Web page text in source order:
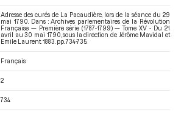
Adresse des curés de La Pacaudière, lors de la séance du 29
mai 1790. Dans : Archives parlementaires de la Révolution
Française — Première série (1787-1799) — Tome XV - Du 21
avril au 30 mai 1790 , sous la direction de Jérôme Mavidal et
Emile Laurent. 1883. pp. 734-735.
Français
2
734